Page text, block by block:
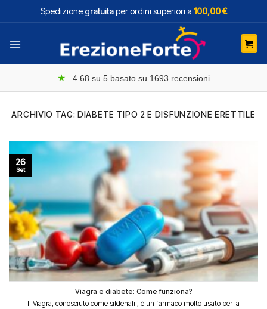
Spedizione gratuitaper ordini superiori a 100,00 €
★ 4.68 su 5 basato su 1693 recensioni
ARCHIVIO TAG: DIABETE TIPO 2 E DISFUNZIONE ERETTILE
Viagra e diabete: Come funziona?
Il Viagra, conosciuto come sildenafil, è un farmaco molto usato per la
26
Set